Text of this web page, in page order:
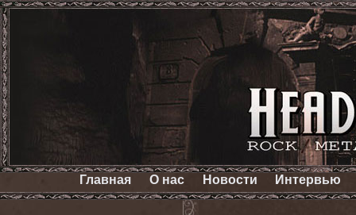
Главная О нас Новости Интервью